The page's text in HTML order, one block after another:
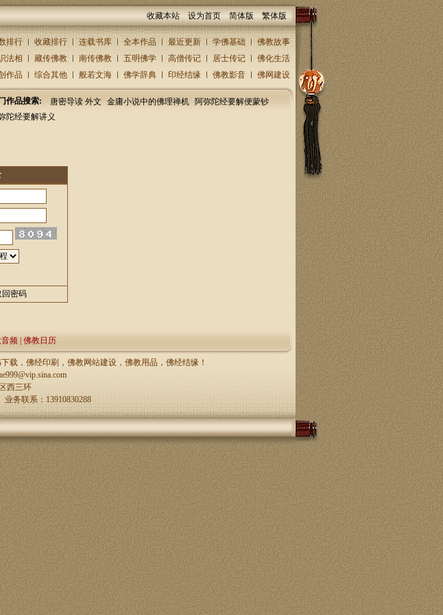
收藏本站 设为首页 简体版 繁体版
排行 收藏排行 连载书库 全本作品 最近更新 学佛基础
佛教故事
法相 藏传佛教 南传佛教 五明佛学 高僧传记 居士传记
佛化生活
作品 综合其他 般若文海 佛学辞典 印经结缘 佛教影音 佛网建设
作品搜索: 唐密导读 外文 金庸小说中的佛理禅机
阿弥陀经要解便蒙钞
陀经要解讲义
回密码
频 佛教日历
载，佛经印刷，佛教网站建设，佛教用品，佛经结缘！
西三环
务联系：13910830288